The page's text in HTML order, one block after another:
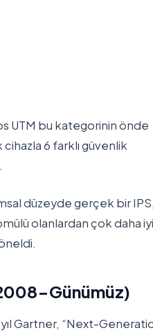
UTM bu kategorinin önde
cihazla 6 farklı güvenlik
düzeyde gerçek bir IPS,
olanlardan çok daha
Günümüz)
Gartner, “Next-